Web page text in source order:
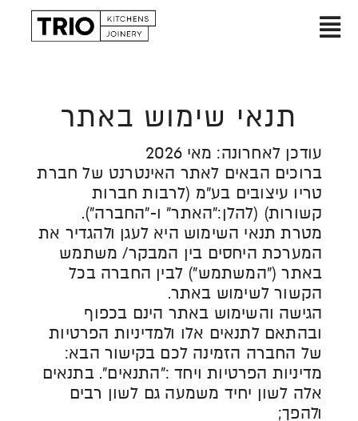
Skip
Toggle
אודות
מטבחים
הפרויקטים שלנו
בלוג
תנאי שימוש באתר
עודכן לאחרונה: מאי 2026
ברוכים הבאים לאתר האינטרנט של חברת
טריו עיצובים בע"מ (לרבות חברות
קשורות) (להלן:"האתר" ו-"החברה").
מטרת תנאי השימוש היא לעגן ולהגדיר את
המערכת היחסים בין המבקר/ משתמש
באתר ("המשתמש") לבין החברה בכל
הקשור לשימוש באתר.
הגישה והשימוש באתר הינם בכפוף
ובהתאם לתנאים אלו ולמדיניות הפרטיות
של החברה הזמינה לכם בקישור הבא:
מדיניות הפרטיות ויחד :"התנאים". בתנאים
אלה לשון יחיד משמעה גם לשון רבים
ולהפך;